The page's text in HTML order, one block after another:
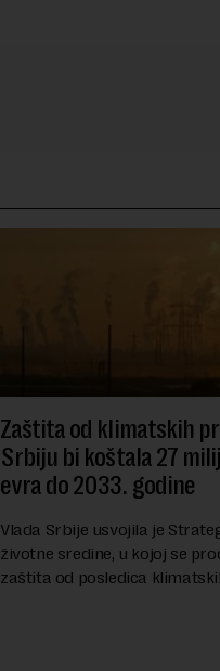
Zaštita od klimatskih
Srbiju bi koštala 27
evra do 2033. godine
Vlada Srbije usvojila je
životne sredine, u kojoj se
zaštita od posledica